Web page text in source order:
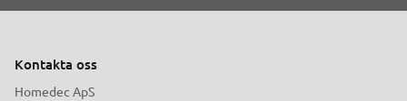
Kontakta oss
Homedec ApS